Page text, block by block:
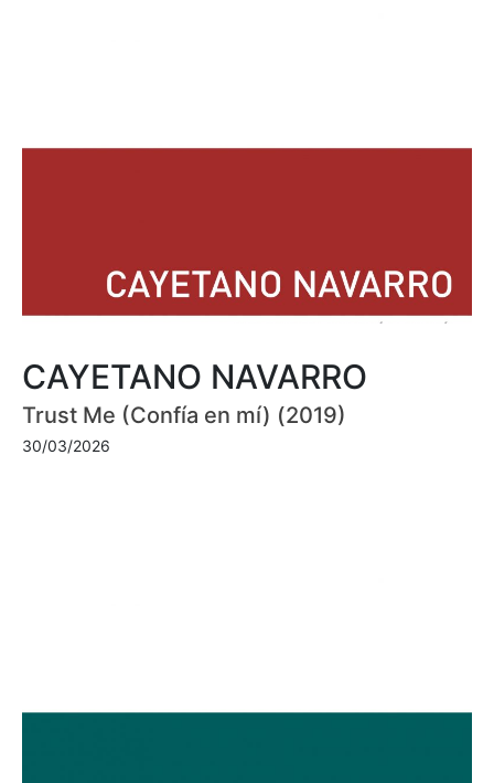
CAYETANO NAVARRO
Trust Me (Confía en mí) (2019)
30/03/2026